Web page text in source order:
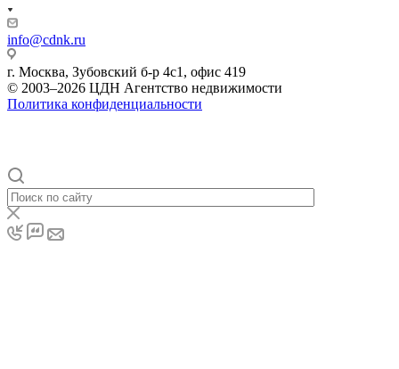
info@cdnk.ru
г. Москва, Зубовский б-р 4с1, офис 419
© 2003–2026 ЦДН Агентство недвижимости
Политика конфиденциальности